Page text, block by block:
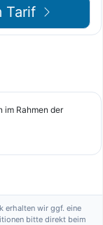
erhalten wir ggf. eine
bitte direkt beim